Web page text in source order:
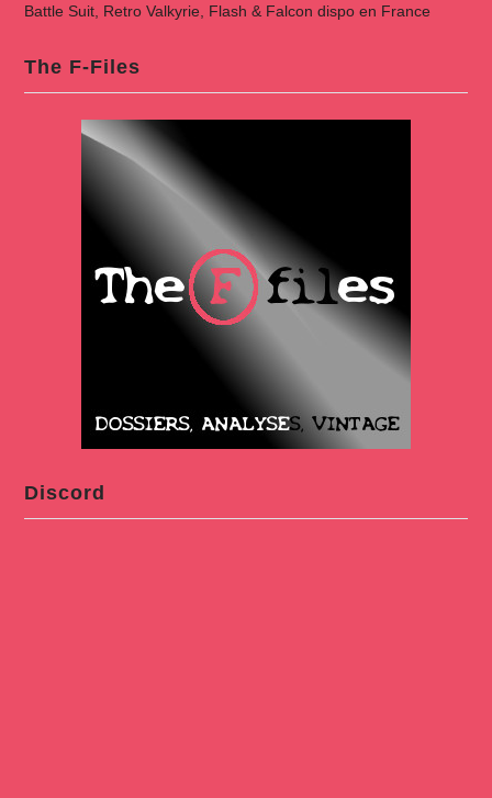
Battle Suit, Retro Valkyrie, Flash & Falcon dispo en France
The F-Files
Discord